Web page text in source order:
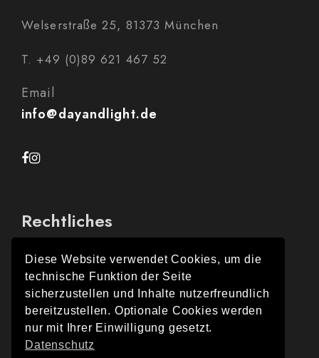
Welserstraße 25, 81373 München
T. +49 (0)89 621 467 52
Email
info@dayandlight.de
Rechtliches
Impressum
Datenschutz
Diese Website verwendet Cookies, um die
technische Funktion der Seite
sicherzustellen und Inhalte nutzerfreundlich
bereitzustellen. Optionale Cookies werden
nur mit Ihrer Einwilligung gesetzt.
Datenschutz